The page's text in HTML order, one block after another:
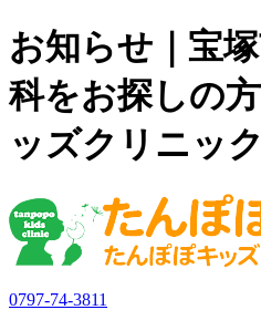
お知らせ｜宝
科をお探しの
ッズクリニッ
0797-74-3811